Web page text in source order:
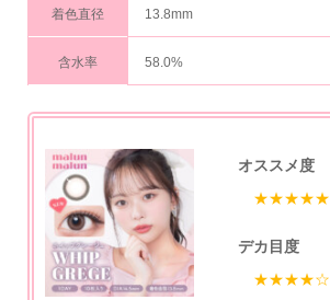
着色直径 13.8mm
含水率 58.0%
オススメ度
★★★★★
デカ目度
★★★★☆